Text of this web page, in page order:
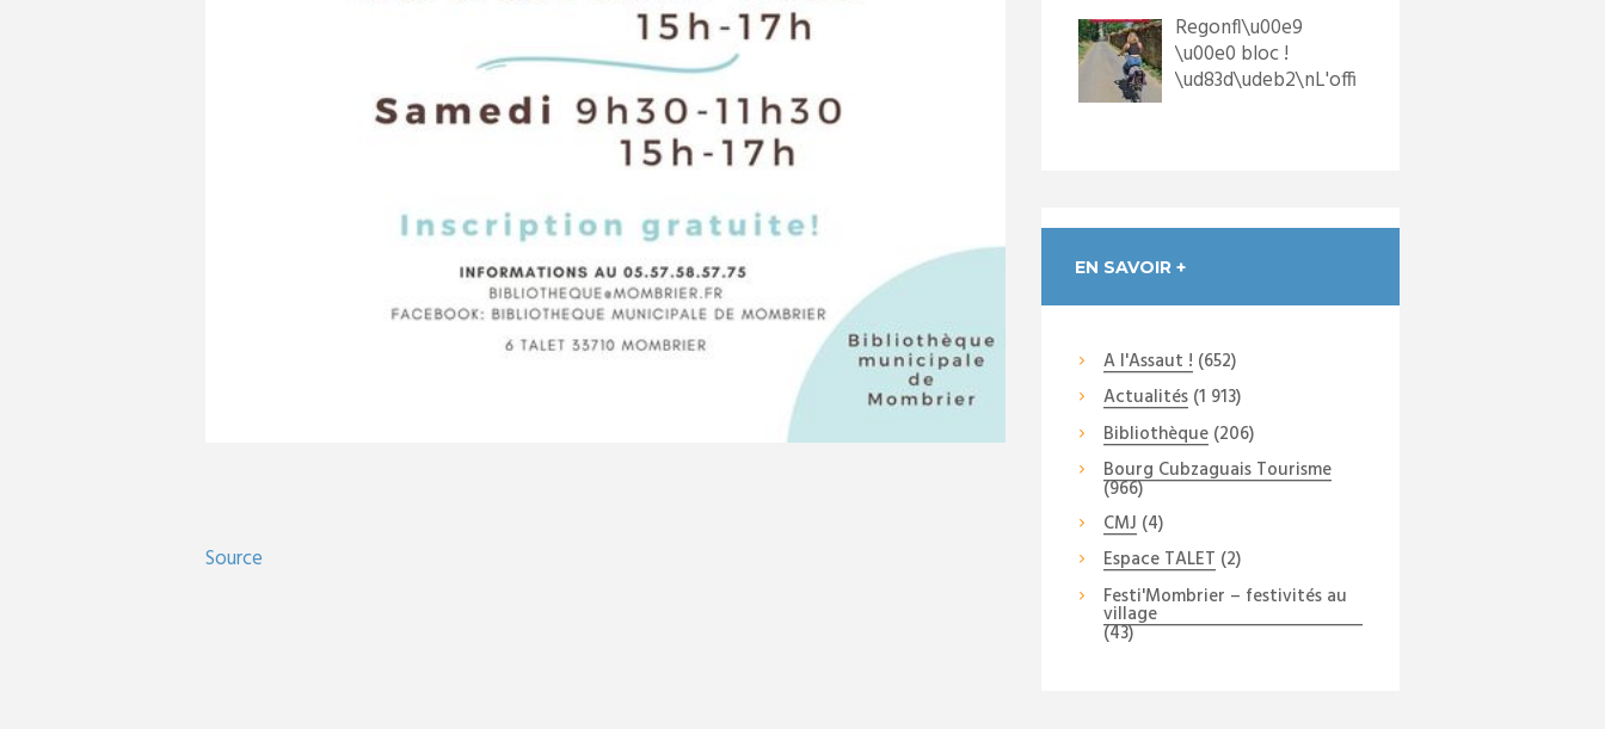
Source
Regonfl\u00e9
\u00e0 bloc !
\ud83d\udeb2\nL'offi
EN SAVOIR +
A l'Assaut ! (652)
Actualités(1 913)
Bibliothèque(206)
Bourg Cubzaguais Tourisme
(966)
CMJ (4)
Espace TALET (2)
Festi'Mombrier – festivités au
village
(43)